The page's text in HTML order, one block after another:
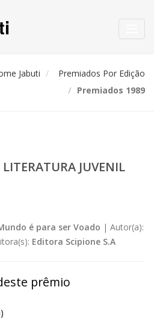
Jabuti
Premiados Por Edição
Premiados 1989
JUVENIL
é para ser Voado | Autor(a):
Editora Scipione S.A
prêmio